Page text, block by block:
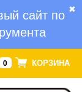
✖
сайт по
0 КОРЗИНА